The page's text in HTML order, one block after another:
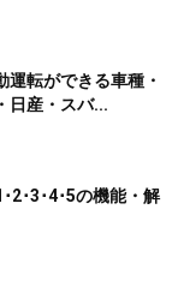
転ができる車種・
日産・スバ...
2･3･4･5の機能・解